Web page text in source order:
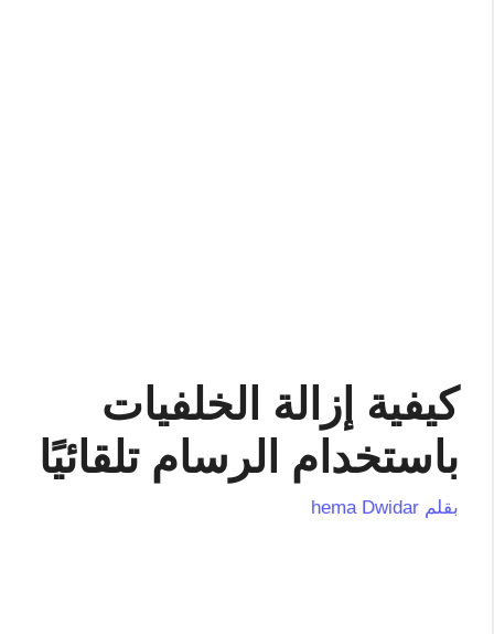
كيفية إزالة الخلفيات
باستخدام الرسام تلقائيًا
بقلم hema Dwidar